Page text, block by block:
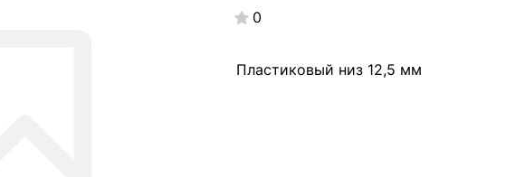
0
Пластиковый низ 12,5 мм